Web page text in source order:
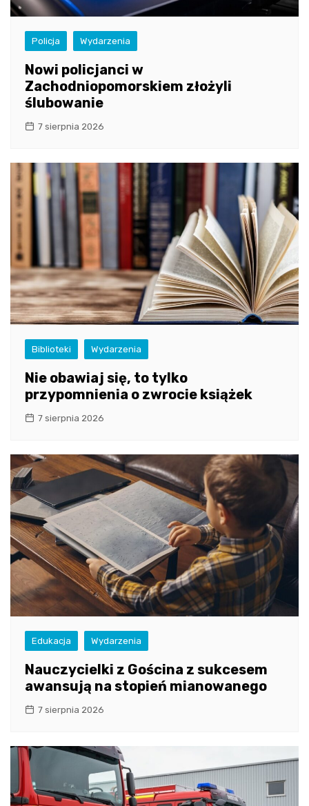
Policja Wydarzenia
Nowi policjanci w
Zachodniopomorskiem złożyli
ślubowanie
7 sierpnia 2026
Biblioteki Wydarzenia
Nie obawiaj się, to tylko
przypomnienia o zwrocie książek
7 sierpnia 2026
Edukacja Wydarzenia
Nauczycielki z Gościna z sukcesem
awansują na stopień mianowanego
7 sierpnia 2026